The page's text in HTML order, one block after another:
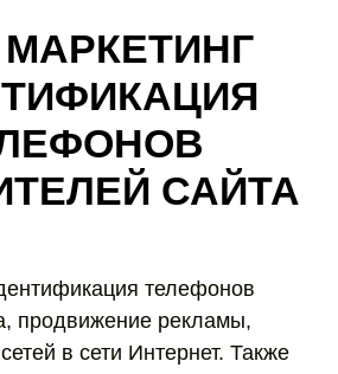
МАРКЕТИНГ
САЙТА
телефонов
продвижение рекламы,
в сети Интернет. Также